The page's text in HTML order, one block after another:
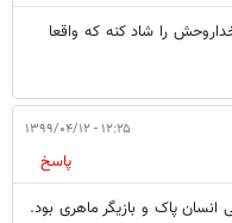
را شاد کنه که واقعا
۱۲:۲۵ - ۱۳۹۹/۰۴/۱۲
پاسخ
پاک و بازیگر ماهری بود.